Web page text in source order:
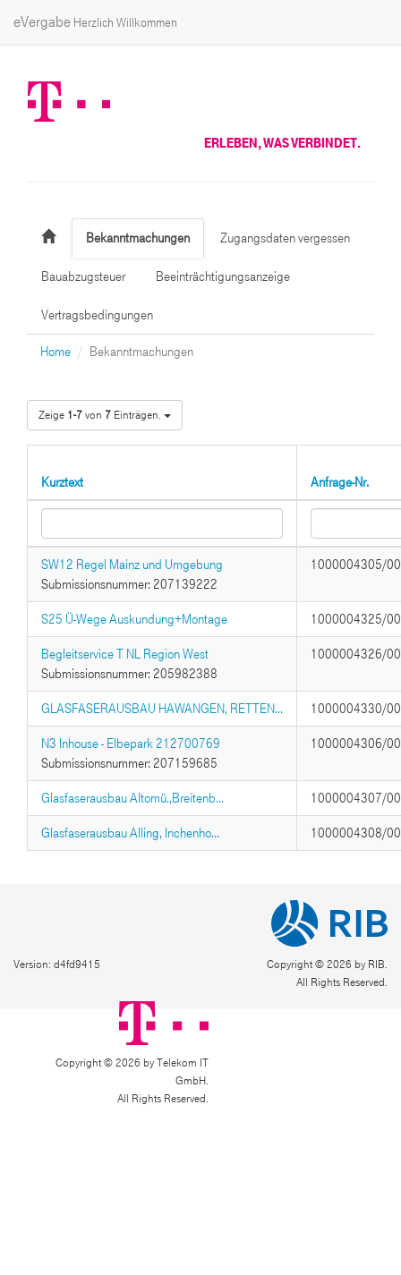
eVergabe Herzlich Willkommen
ERLEBEN, WAS VERBINDET.
Bekanntmachungen Zugangsdaten vergessen
Bauabzugsteuer Beeinträchtigungsanzeige
Vertragsbedingungen
Home Bekanntmachungen
Zeige 1-7von 7 Einträgen.
Kurztext Anfrage-Nr.
SW12 Regel Mainz und Umgebung
Submissionsnummer: 207139222
1000004305/
S25 Ü-Wege Auskundung+Montage 1000004325/
Begleitservice T NL Region West
Submissionsnummer: 205982388
1000004326/
GLASFASERAUSBAU HAWANGEN, RETTEN... 1000004330/
N3 Inhouse - Elbepark 212700769
Submissionsnummer: 207159685
1000004306/
Glasfaserausbau Altomü.,Breitenb... 1000004307/
Glasfaserausbau Alling, Inchenho... 1000004308/
Version: d4fd9415
Copyright © 2026 by RIB.
All Rights Reserved.
Copyright © 2026 by Telekom IT
GmbH.
All Rights Reserved.